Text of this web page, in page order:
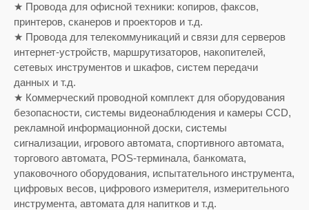
★ Провода для офисной техники: копиров, факсов,
принтеров, сканеров и проекторов и т.д.
★ Провода для телекоммуникаций и связи для серверов
интернет-устройств, маршрутизаторов, накопителей,
сетевых инструментов и шкафов, систем передачи
данных и т.д.
★ Коммерческий проводной комплект для оборудования
безопасности, системы видеонаблюдения и камеры CCD,
рекламной информационной доски, системы
сигнализации, игрового автомата, спортивного автомата,
торгового автомата, POS-терминала, банкомата,
упаковочного оборудования, испытательного инструмента,
цифровых весов, цифрового измерителя, измерительного
инструмента, автомата для напитков и т.д.